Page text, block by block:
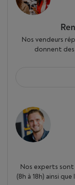
Nos vendeurs
donnent des
Nos experts
(8h à 18h) ainsi